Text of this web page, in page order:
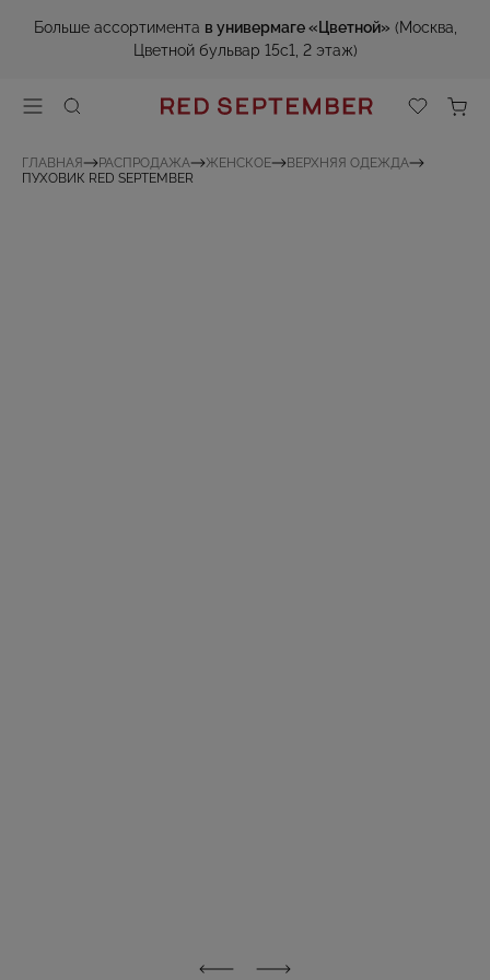
Больше ассортимента в универмаге «Цветной» (Москва,
Цветной бульвар 15с1, 2 этаж)
ГЛАВНАЯ РАСПРОДАЖА ЖЕНСКОЕ
ВЕРХНЯЯ ОДЕЖДА
ПУХОВИК RED SEPTEMBER